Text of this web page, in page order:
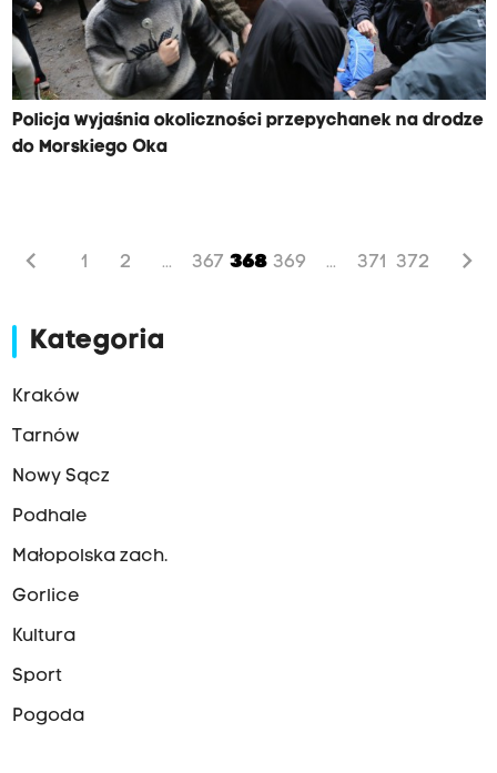
Policja wyjaśnia okoliczności przepychanek na drodze
do Morskiego Oka
chevron_left 1 2 ... 367 368 369 ... 371 372 chevron_right
Kategoria
Kraków
Tarnów
Nowy Sącz
Podhale
Małopolska zach.
Gorlice
Kultura
Sport
Pogoda